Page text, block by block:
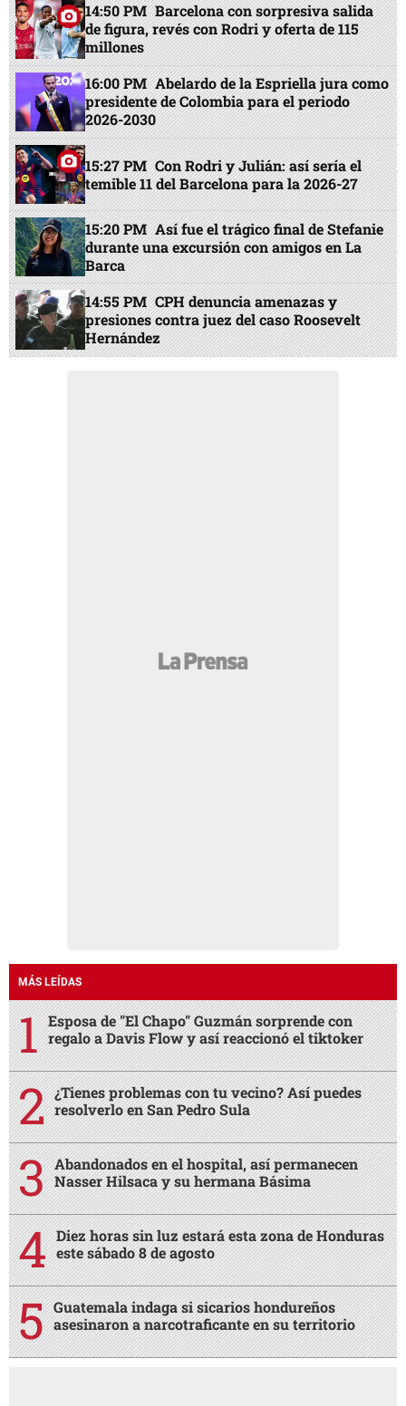
14:50 PM Barcelona con sorpresiva salida
de figura, revés con Rodri y oferta de 115
millones
16:00 PM Abelardo de la Espriella jura como
presidente de Colombia para el periodo
2026-2030
15:27 PM Con Rodri y Julián: así sería el
temible 11 del Barcelona para la 2026-27
15:20 PM Así fue el trágico final de Stefanie
durante una excursión con amigos en La
Barca
14:55 PM CPH denuncia amenazas y
presiones contra juez del caso Roosevelt
Hernández
MÁS LEÍDAS
Esposa de "El Chapo" Guzmán sorprende con
regalo a Davis Flow y así reaccionó el tiktoker
¿Tienes problemas con tu vecino? Así puedes
resolverlo en San Pedro Sula
Abandonados en el hospital, así permanecen
Nasser Hilsaca y su hermana Básima
Diez horas sin luz estará esta zona de Honduras
este sábado 8 de agosto
Guatemala indaga si sicarios hondureños
asesinaron a narcotraficante en su territorio